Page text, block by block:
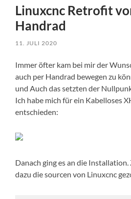
Linuxcnc Retrofit
Handrad
11. JULI 2020
Immer öfter kam bei mir der
auch per Handrad bewegen zu
und Auch das setzten der
Ich habe mich für ein Kabelloses
entschieden:
Danach ging es an die
dazu die sourcen von Linuxcnc